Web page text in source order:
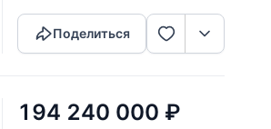
Поделиться
194 240 000 ₽